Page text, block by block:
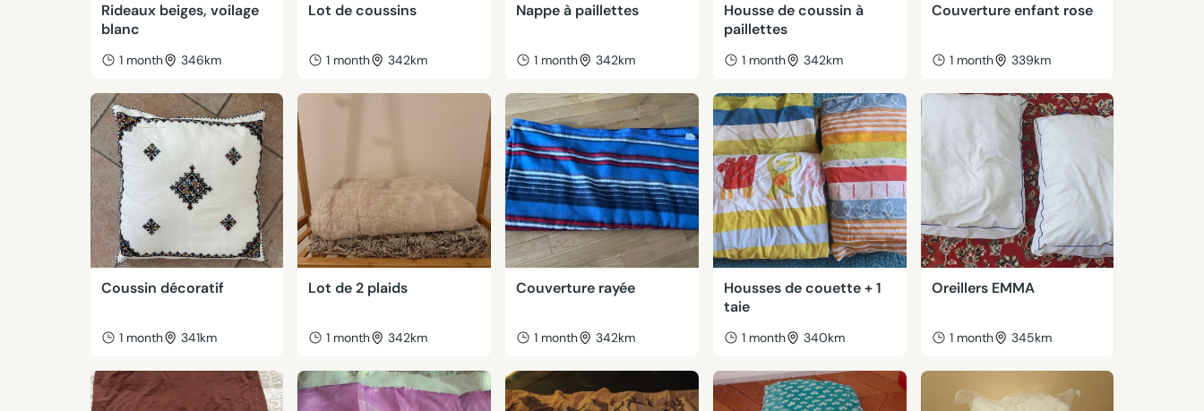
Rideaux beiges, voilage
blanc
1 month 346km
Lot de coussins
1 month 342km
Nappe à paillettes
1 month 342km
Housse de coussin à
paillettes
1 month 342km
Couverture enfant rose
1 month 339km
Coussin décoratif
1 month 341km
Lot de 2 plaids
1 month 342km
Couverture rayée
1 month 342km
Housses de couette + 1
taie
1 month 340km
Oreillers EMMA
1 month 345km